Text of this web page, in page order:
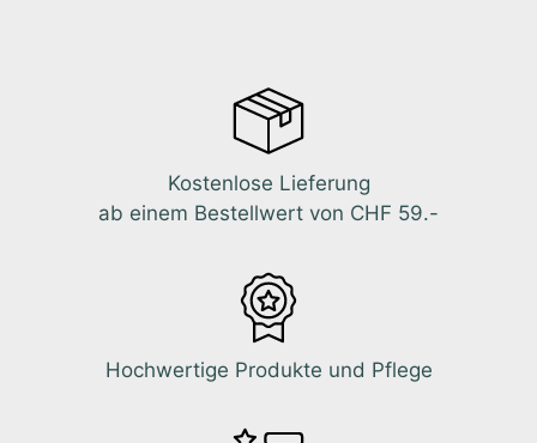
Kostenlose Lieferung
ab einem Bestellwert von CHF 59.-
Hochwertige Produkte und Pflege